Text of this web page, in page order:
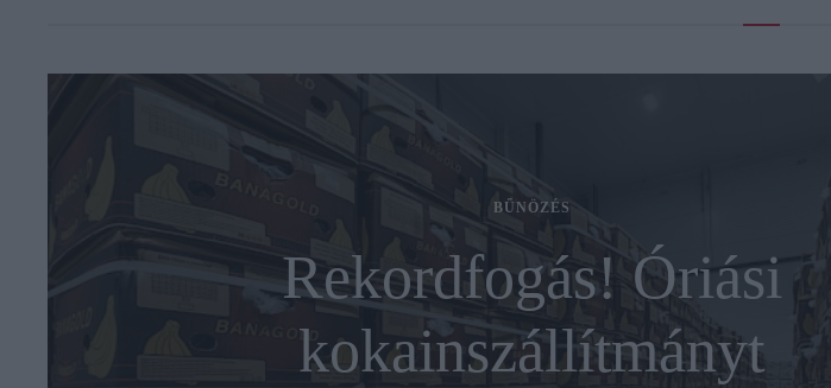
BŰNÖZÉS
Rekordfogás! Óriási
kokainszállítmányt